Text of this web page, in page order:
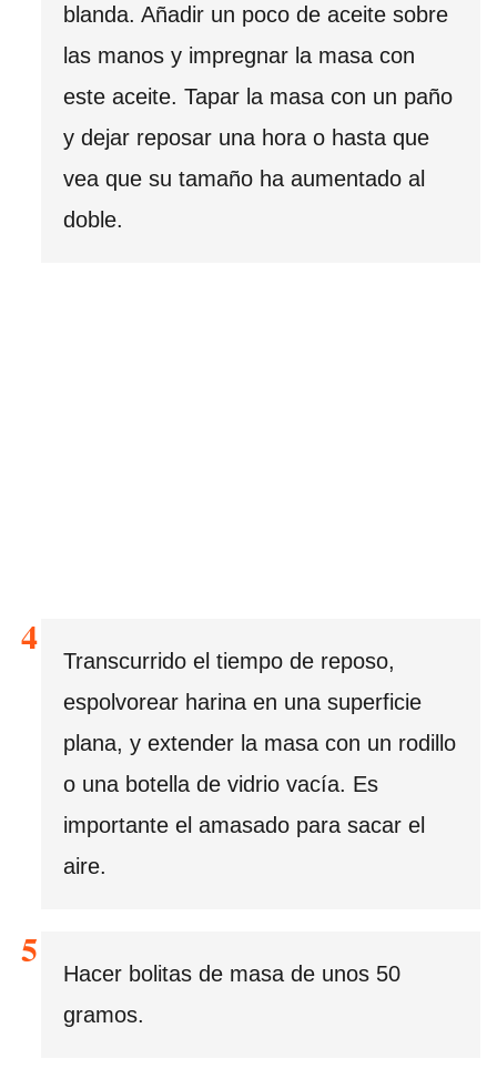
blanda. Añadir un poco de aceite sobre
las manos y impregnar la masa con
este aceite. Tapar la masa con un paño
y dejar reposar una hora o hasta que
vea que su tamaño ha aumentado al
doble.
Transcurrido el tiempo de reposo,
espolvorear harina en una superficie
plana, y extender la masa con un rodillo
o una botella de vidrio vacía. Es
importante el amasado para sacar el
aire.
Hacer bolitas de masa de unos 50
gramos.